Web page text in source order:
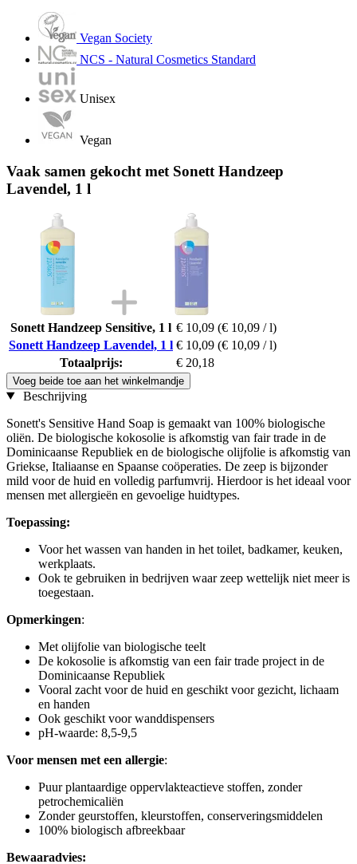
Vegan Society
NCS - Natural Cosmetics Standard
Unisex
Vegan
Vaak samen gekocht met Sonett Handzeep
Lavendel, 1 l
Sonett Handzeep Sensitive, 1 l € 10,09 (€ 10,09 / l)
Sonett Handzeep Lavendel, 1 l € 10,09 (€ 10,09 / l)
Totaalprijs:
€ 20,18
Voeg beide toe aan het winkelmandje
Beschrijving
Sonett's Sensitive Hand Soap is gemaakt van 100% biologische
oliën. De biologische kokosolie is afkomstig van fair trade in de
Dominicaanse Republiek en de biologische olijfolie is afkomstig van
Griekse, Italiaanse en Spaanse coöperaties. De zeep is bijzonder
mild voor de huid en volledig parfumvrij. Hierdoor is het ideaal voor
mensen met allergieën en gevoelige huidtypes.
Toepassing:
Voor het wassen van handen in het toilet, badkamer, keuken,
werkplaats.
Ook te gebruiken in bedrijven waar zeep wettelijk niet meer is
toegestaan.
Opmerkingen:
Met olijfolie van biologische teelt
De kokosolie is afkomstig van een fair trade project in de
Dominicaanse Republiek
Vooral zacht voor de huid en geschikt voor gezicht, lichaam
en handen
Ook geschikt voor wanddispensers
pH-waarde: 8,5-9,5
Voor mensen met een allergie:
Puur plantaardige oppervlakteactieve stoffen, zonder
petrochemicaliën
Zonder geurstoffen, kleurstoffen, conserveringsmiddelen
100% biologisch afbreekbaar
Bewaaradvies: